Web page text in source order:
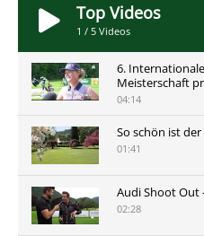
Top Videos
1 / 5 Videos
6.
Meisterschaft
04:14
So schön ist
01:41
Audi Shoot Out
02:28